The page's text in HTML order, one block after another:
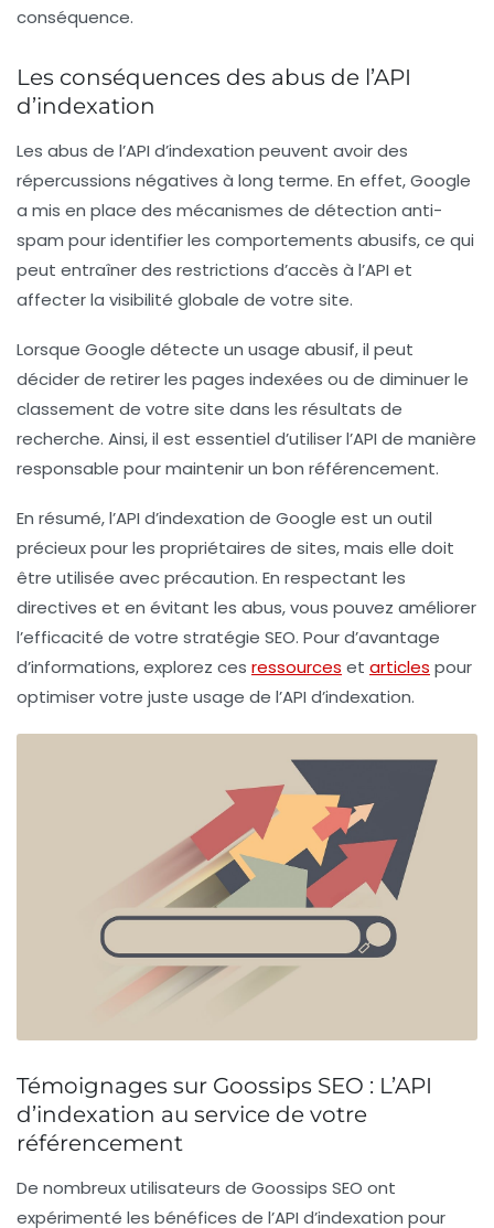
conséquence.
Les conséquences des abus de l’API
d’indexation
Les abus de l’API d’indexation peuvent avoir des
répercussions négatives à long terme. En effet, Google
a mis en place des mécanismes de détection anti-
spam pour identifier les comportements abusifs, ce qui
peut entraîner des restrictions d’accès à l’API et
affecter la visibilité globale de votre site.
Lorsque Google détecte un usage abusif, il peut
décider de retirer les pages indexées ou de diminuer le
classement de votre site dans les résultats de
recherche. Ainsi, il est essentiel d’utiliser l’API de manière
responsable pour maintenir un bon référencement.
En résumé, l’API d’indexation de Google est un outil
précieux pour les propriétaires de sites, mais elle doit
être utilisée avec précaution. En respectant les
directives et en évitant les abus, vous pouvez améliorer
l’efficacité de votre stratégie SEO. Pour d’avantage
d’informations, explorez ces ressources et articles pour
optimiser votre juste usage de l’API d’indexation.
Témoignages sur Goossips SEO : L’API
d’indexation au service de votre
référencement
De nombreux utilisateurs de Goossips SEO ont
expérimenté les bénéfices de l’API d’indexation pour